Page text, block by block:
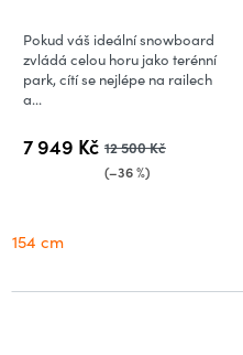
7 949 Kč 12 500 Kč
(–36 %)
Pokud váš ideální snowboard
zvládá celou horu jako terénní
park, cítí se nejlépe na railech
a...
154 cm